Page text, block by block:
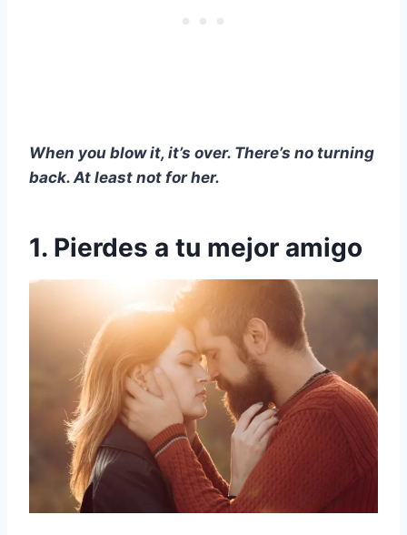
When you blow it, it’s over. There’s no turning
back. At least not for her.
1. Pierdes a tu mejor amigo